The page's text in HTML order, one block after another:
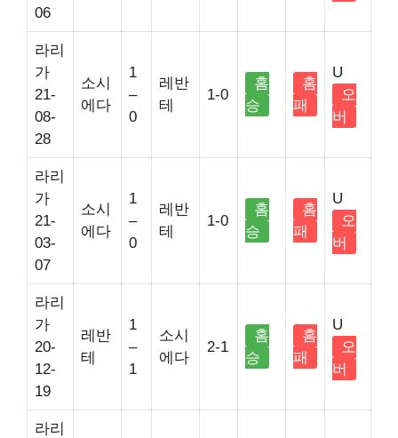
06
라리
가
21-
08-
28
소시
에다
1
–
0
레반
테
1-0
홈
승
홈
패
U
오
버
라리
가
21-
03-
07
소시
에다
1
–
0
레반
테
1-0
홈
승
홈
패
U
오
버
라리
가
20-
12-
19
레반
테
1
–
1
소시
에다
2-1
홈
승
홈
패
U
오
버
라리